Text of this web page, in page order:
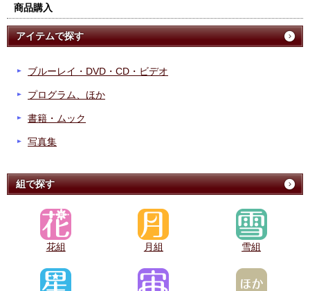
商品購入
アイテムで探す
ブルーレイ・DVD・CD・ビデオ
プログラム、ほか
書籍・ムック
写真集
組で探す
花組 月組 雪組